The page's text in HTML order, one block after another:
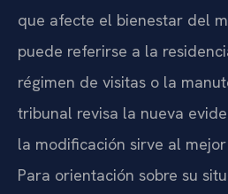
que afecte el bienestar del
puede referirse a la
régimen de visitas o la
tribunal revisa la nueva
la modificación sirve al
Para orientación sobre su